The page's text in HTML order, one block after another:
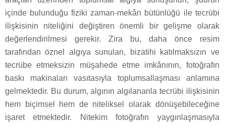
içinde bulunduğu fiziki zaman-mekân bütünlüğü ile tecrübi
ilişkisinin niteliğini değiştiren önemli bir gelişme olarak
değerlendirilmesi gerekir. Zira bu, daha önce resim
tarafından öznel algıya sunulan, bizatihi katılmaksızın ve
tecrübe etmeksizin müşahede etme imkânının, fotoğrafın
baskı makinaları vasıtasıyla toplumsallaşması anlamına
gelmektedir. Bu durum, algının algılananla tecrübi ilişkisinin
hem biçimsel hem de niteliksel olarak dönüşebileceğine
işaret etmektedir. Nitekim fotoğrafın yaygınlaşmasıyla